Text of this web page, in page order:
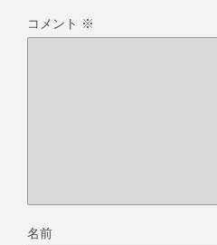
コメント ※
名前